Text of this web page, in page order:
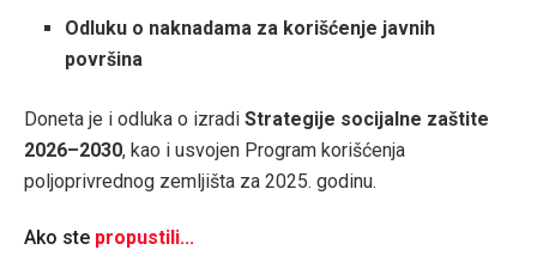
Odluku o naknadama za korišćenje javnih
površina
Doneta je i odluka o izradi Strategije socijalne zaštite
2026–2030, kao i usvojen Program korišćenja
poljoprivrednog zemljišta za 2025. godinu.
Ako ste propustili...